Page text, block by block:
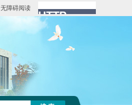
无障碍阅读